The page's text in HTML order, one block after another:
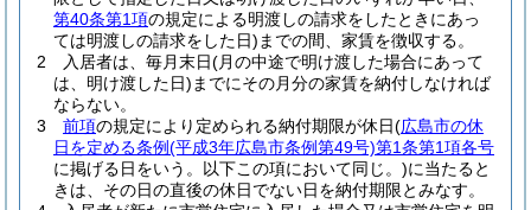
第40条第1項の規定による明渡しの請求をしたときにあっ
ては明渡しの請求をした日) までの間、家賃を徴収する。
2
入居者は、毎月末日(月の中途で明け渡した場合にあって
は、明け渡した日) までにその月分の家賃を納付しなければ
ならない。
3
前項の規定により定められる納付期限が休日(広島市の休
日を定める条例(平成3年広島市条例第49号)第1条第1項各号
に掲げる日をいう。以下この項において同じ。)に当たると
きは、その日の直後の休日でない日を納付期限とみなす。